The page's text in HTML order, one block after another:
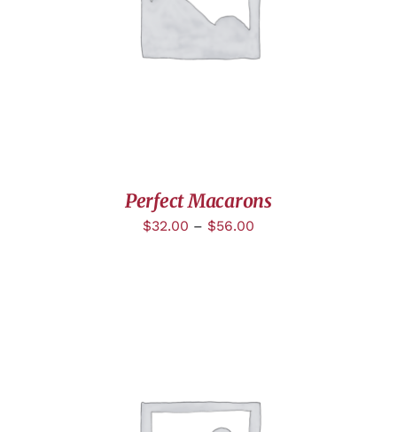
Perfect Macarons
$32.00 – $56.00